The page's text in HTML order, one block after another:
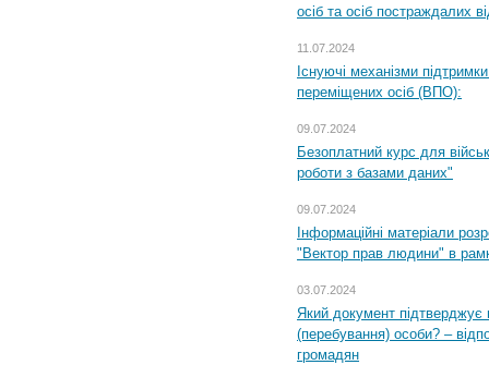
осіб та осіб постраждалих
11.07.2024
Існуючі механізми
переміщених осіб (ВПО):
09.07.2024
Безоплатний курс для
роботи з базами даних"
09.07.2024
Інформаційні матеріали
"Вектор прав людини" в
03.07.2024
Який документ підтверджує
(перебування) особи? –
громадян